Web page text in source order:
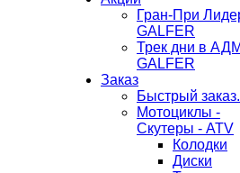
Гран-При
GALFER
Трек дни в
GALFER
Заказ
Быстрый
Мотоциклы -
Скутеры - ATV
Колодки
Диски